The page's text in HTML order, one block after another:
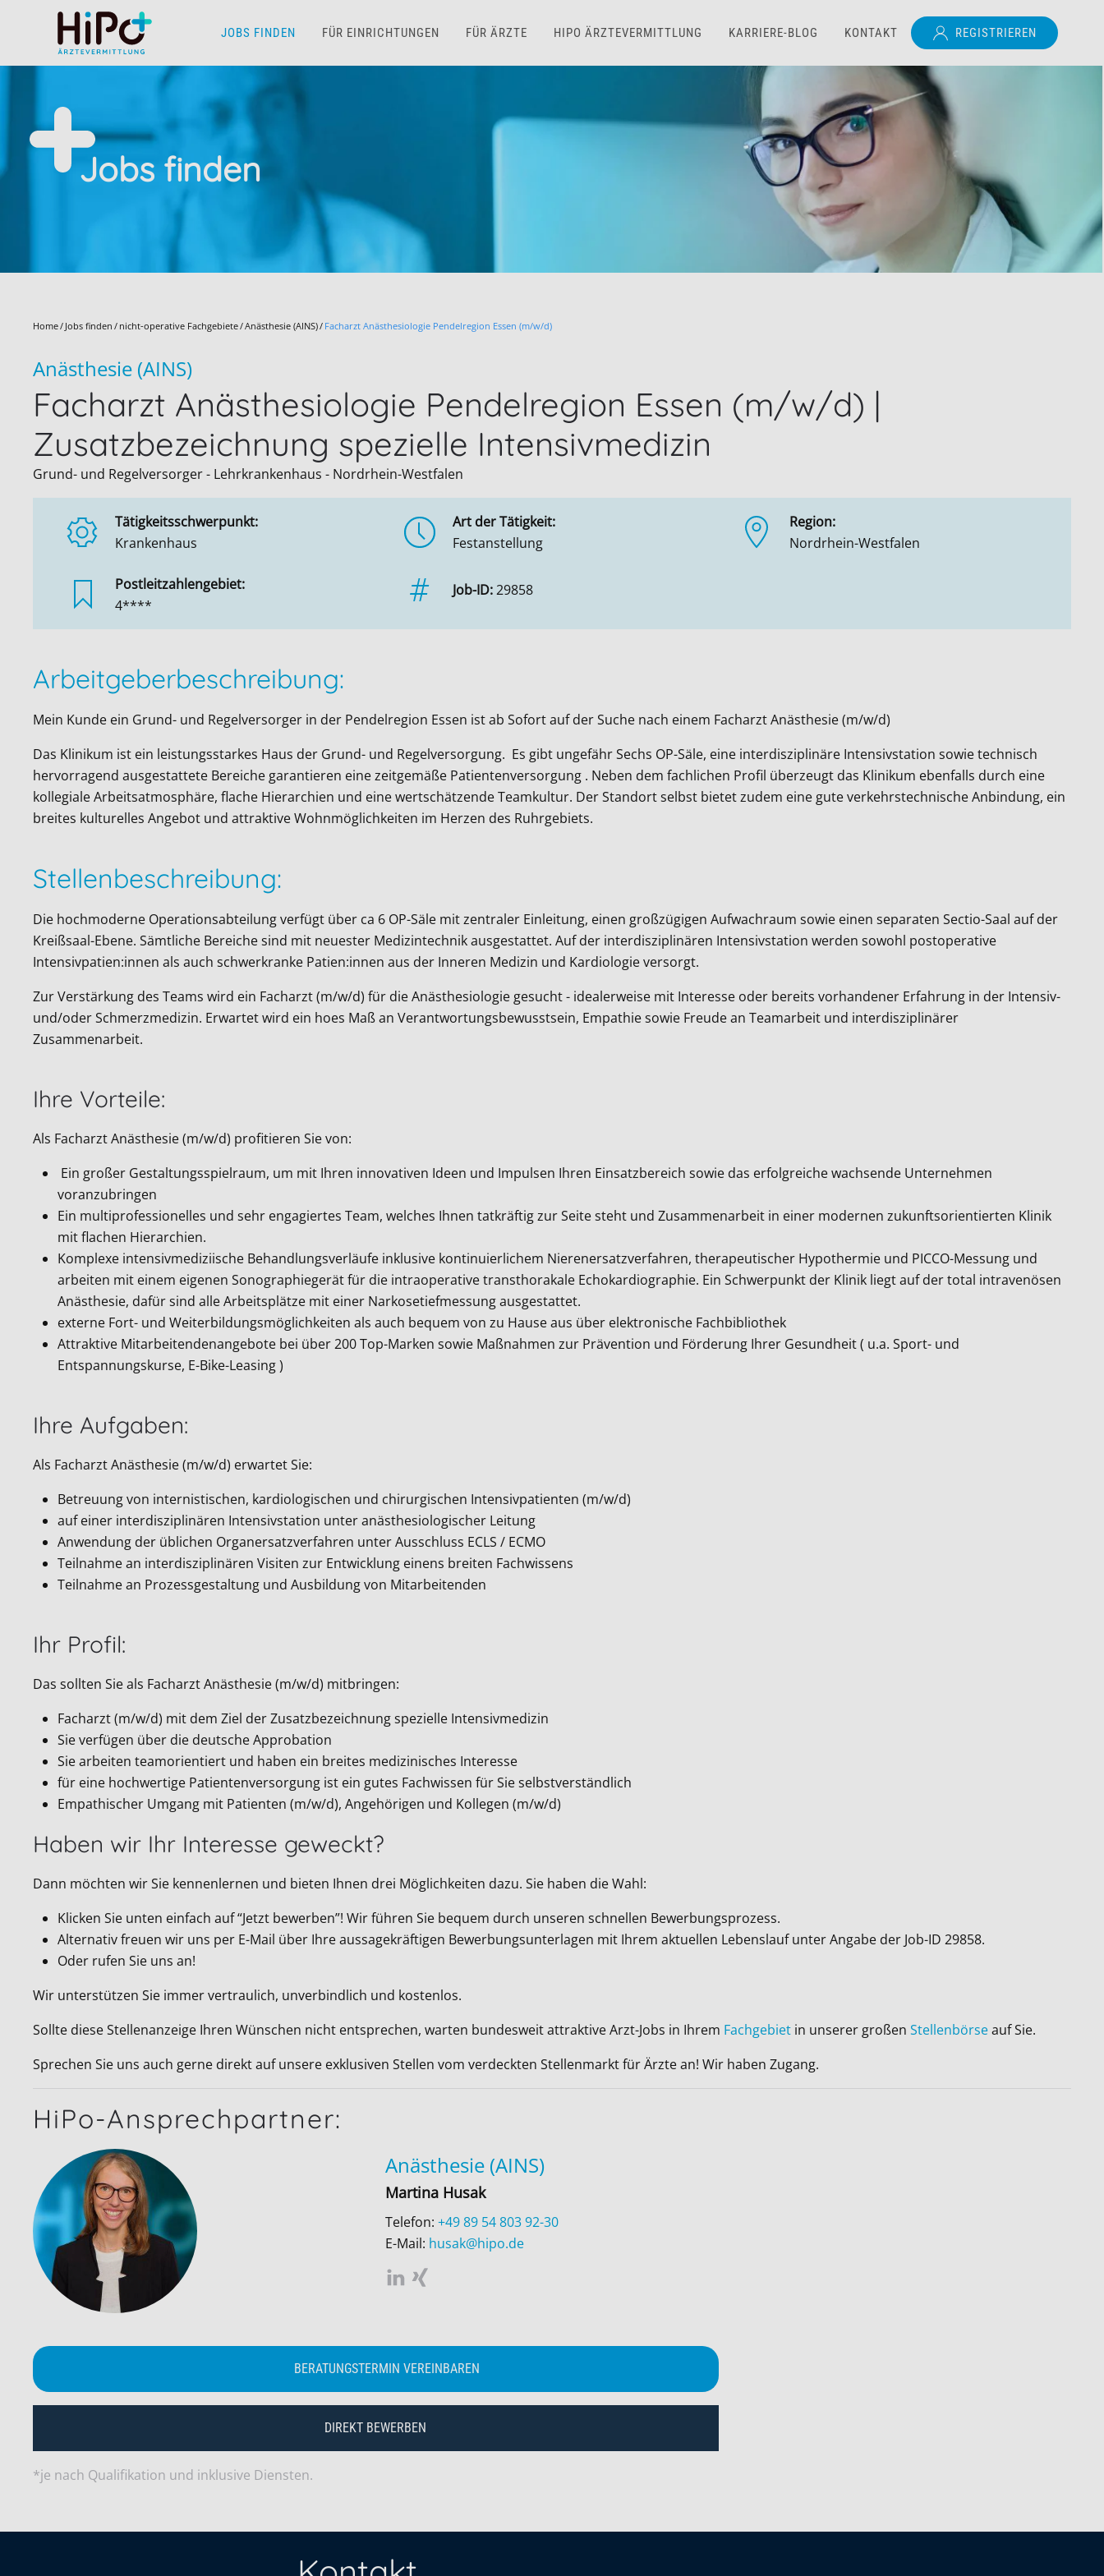
Skip to main content JOBS FINDEN FÜR EINRICHTUNGEN FÜR ÄRZTE HIPO ÄRZTEVERMITTLUNG KARRIERE-BLOG KONTAKT REGISTRIEREN
Jobs finden
Home Jobs finden nicht-operative Fachgebiete Anästhesie (AINS) Facharzt Anästhesiologie Pendelregion Essen (m/w/d)
Anästhesie (AINS)
Facharzt Anästhesiologie Pendelregion Essen (m/w/d) |
Zusatzbezeichnung spezielle Intensivmedizin
Grund- und Regelversorger - Lehrkrankenhaus - Nordrhein-Westfalen
Tätigkeitsschwerpunkt:
Krankenhaus
Art der Tätigkeit:
Festanstellung
Region:
Nordrhein-Westfalen
Postleitzahlengebiet:
4****
Job-ID:29858
Arbeitgeberbeschreibung:
Mein Kunde ein Grund- und Regelversorger in der Pendelregion Essen ist ab Sofort auf der Suche nach einem Facharzt Anästhesie (m/w/d)
Das Klinikum ist ein leistungsstarkes Haus der Grund- und Regelversorgung. Es gibt ungefähr Sechs OP-Säle, eine interdisziplinäre Intensivstation sowie technisch
hervorragend ausgestattete Bereiche garantieren eine zeitgemäße Patientenversorgung . Neben dem fachlichen Profil überzeugt das Klinikum ebenfalls durch eine
kollegiale Arbeitsatmosphäre, flache Hierarchien und eine wertschätzende Teamkultur. Der Standort selbst bietet zudem eine gute verkehrstechnische Anbindung, ein
breites kulturelles Angebot und attraktive Wohnmöglichkeiten im Herzen des Ruhrgebiets.
Stellenbeschreibung:
Die hochmoderne Operationsabteilung verfügt über ca 6 OP-Säle mit zentraler Einleitung, einen großzügigen Aufwachraum sowie einen separaten Sectio-Saal auf der
Kreißsaal-Ebene. Sämtliche Bereiche sind mit neuester Medizintechnik ausgestattet. Auf der interdisziplinären Intensivstation werden sowohl postoperative
Intensivpatien:innen als auch schwerkranke Patien:innen aus der Inneren Medizin und Kardiologie versorgt.
Zur Verstärkung des Teams wird ein Facharzt (m/w/d) für die Anästhesiologie gesucht - idealerweise mit Interesse oder bereits vorhandener Erfahrung in der Intensiv-
und/oder Schmerzmedizin. Erwartet wird ein hoes Maß an Verantwortungsbewusstsein, Empathie sowie Freude an Teamarbeit und interdisziplinärer
Zusammenarbeit.
Ihre Vorteile:
Als Facharzt Anästhesie (m/w/d) profitieren Sie von:
Ein großer Gestaltungsspielraum, um mit Ihren innovativen Ideen und Impulsen Ihren Einsatzbereich sowie das erfolgreiche wachsende Unternehmen
voranzubringen
Ein multiprofessionelles und sehr engagiertes Team, welches Ihnen tatkräftig zur Seite steht und Zusammenarbeit in einer modernen zukunftsorientierten Klinik
mit flachen Hierarchien.
Komplexe intensivmediziische Behandlungsverläufe inklusive kontinuierlichem Nierenersatzverfahren, therapeutischer Hypothermie und PICCO-Messung und
arbeiten mit einem eigenen Sonographiegerät für die intraoperative transthorakale Echokardiographie. Ein Schwerpunkt der Klinik liegt auf der total intravenösen
Anästhesie, dafür sind alle Arbeitsplätze mit einer Narkosetiefmessung ausgestattet.
externe Fort- und Weiterbildungsmöglichkeiten als auch bequem von zu Hause aus über elektronische Fachbibliothek
Attraktive Mitarbeitendenangebote bei über 200 Top-Marken sowie Maßnahmen zur Prävention und Förderung Ihrer Gesundheit ( u.a. Sport- und
Entspannungskurse, E-Bike-Leasing )
Ihre Aufgaben:
Als Facharzt Anästhesie (m/w/d) erwartet Sie:
Betreuung von internistischen, kardiologischen und chirurgischen Intensivpatienten (m/w/d)
auf einer interdisziplinären Intensivstation unter anästhesiologischer Leitung
Anwendung der üblichen Organersatzverfahren unter Ausschluss ECLS / ECMO
Teilnahme an interdisziplinären Visiten zur Entwicklung einens breiten Fachwissens
Teilnahme an Prozessgestaltung und Ausbildung von Mitarbeitenden
Ihr Profil:
Das sollten Sie als Facharzt Anästhesie (m/w/d) mitbringen:
Facharzt (m/w/d) mit dem Ziel der Zusatzbezeichnung spezielle Intensivmedizin
Sie verfügen über die deutsche Approbation
Sie arbeiten teamorientiert und haben ein breites medizinisches Interesse
für eine hochwertige Patientenversorgung ist ein gutes Fachwissen für Sie selbstverständlich
Empathischer Umgang mit Patienten (m/w/d), Angehörigen und Kollegen (m/w/d)
Haben wir Ihr Interesse geweckt?
Dann möchten wir Sie kennenlernen und bieten Ihnen drei Möglichkeiten dazu. Sie haben die Wahl:
Klicken Sie unten einfach auf “Jetzt bewerben”! Wir führen Sie bequem durch unseren schnellen Bewerbungsprozess.
Alternativ freuen wir uns per E-Mail über Ihre aussagekräftigen Bewerbungsunterlagen mit Ihrem aktuellen Lebenslauf unter Angabe der Job-ID 29858.
Oder rufen Sie uns an!
Wir unterstützen Sie immer vertraulich, unverbindlich und kostenlos.
Sollte diese Stellenanzeige Ihren Wünschen nicht entsprechen, warten bundesweit attraktive Arzt-Jobs in Ihrem Fachgebiet in unserer großen Stellenbörseauf Sie.
Sprechen Sie uns auch gerne direkt auf unsere exklusiven Stellen vom verdeckten Stellenmarkt für Ärzte an! Wir haben Zugang.
HiPo-Ansprechpartner:
Anästhesie (AINS)
Martina Husak
Telefon:+49 89 54 803 92-30
E-Mail: husak@hipo.de
BERATUNGSTERMIN VEREINBAREN
DIREKT BEWERBEN
*je nach Qualifikation und inklusive Diensten.